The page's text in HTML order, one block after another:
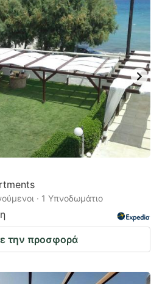
· 1 Υπνοδωμάτιο
την προσφορά